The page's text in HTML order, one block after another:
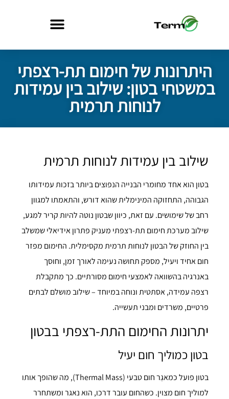
היתרונות של חימום תת-רצפתי
במשטחי בטון: שילוב בין עמידות
לנוחות תרמית
שילוב בין עמידות לנוחות תרמית
בטון הוא אחד מחומרי הבנייה הנפוצים ביותר בזכות עמידותו
הגבוהה, התחזוקה המינימלית שהוא דורש, והתאמתו למגוון
רחב של שימושים. עם זאת, כיוון שבטון נוטה להיות קריר למגע,
שילוב מערכת חימום תת-רצפתי מעניק פתרון אידיאלי שמשלב
בין החוזק של הבטון לנוחות תרמית מקסימלית. החימום מפזר
חום אחיד ויעיל, מספק תחושה נעימה לאורך זמן, וחוסך
באנרגיה בהשוואה לאמצעי חימום מסורתיים. כך מתקבלת
רצפה עמידה, אסתטית ונוחה במיוחד – שילוב מושלם לבתים
פרטיים, משרדים ומבני תעשייה.
יתרונות החימום התת-רצפתי בבטון
בטון כמוליך חום יעיל
בטון פועל כמאגֵר חום טבעי (Thermal Mass), מה שהופך אותו
למוליך חום מצוין. כשהחום עובר דרכו, הוא נאגר ומשתחרר